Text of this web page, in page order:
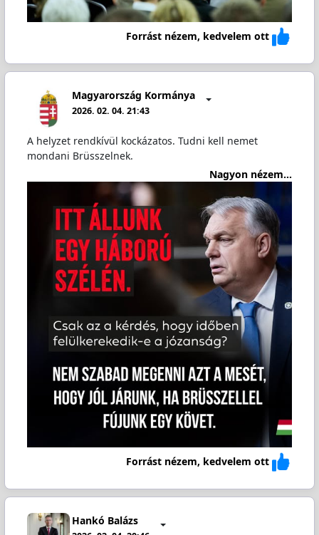
Forrást nézem, kedvelem ott
Magyarország Kormánya
2026. 02. 04. 21:43
A helyzet rendkívül kockázatos. Tudni kell nemet
mondani Brüsszelnek.
Nagyon nézem...
Forrást nézem, kedvelem ott
Hankó Balázs